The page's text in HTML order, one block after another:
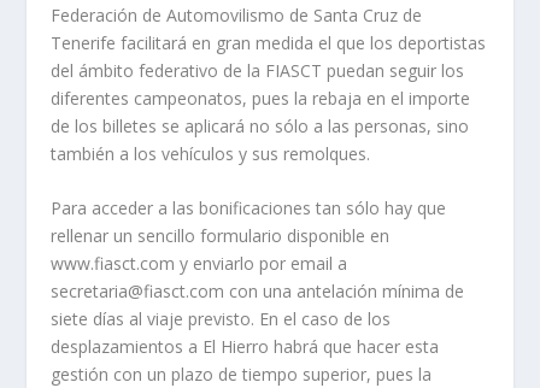
Federación de Automovilismo de Santa Cruz de
Tenerife facilitará en gran medida el que los deportistas
del ámbito federativo de la FIASCT puedan seguir los
diferentes campeonatos, pues la rebaja en el importe
de los billetes se aplicará no sólo a las personas, sino
también a los vehículos y sus remolques.
Para acceder a las bonificaciones tan sólo hay que
rellenar un sencillo formulario disponible en
www.fiasct.com y enviarlo por email a
secretaria@fiasct.com con una antelación mínima de
siete días al viaje previsto. En el caso de los
desplazamientos a El Hierro habrá que hacer esta
gestión con un plazo de tiempo superior, pues la